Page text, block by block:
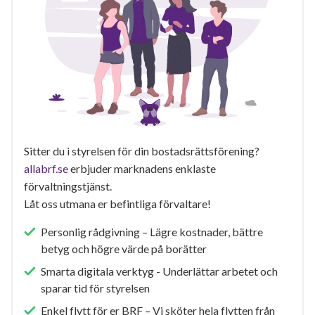
Sitter du i styrelsen för din bostadsrättsförening?
allabrf.seerbjuder marknadens enklaste
förvaltningstjänst.
Låt oss utmana er befintliga förvaltare!
Personlig rådgivning – Lägre kostnader, bättre
betyg och högre värde på borätter
Smarta digitala verktyg - Underlättar arbetet och
sparar tid för styrelsen
Enkel flytt för er BRF – Vi sköter hela flytten från